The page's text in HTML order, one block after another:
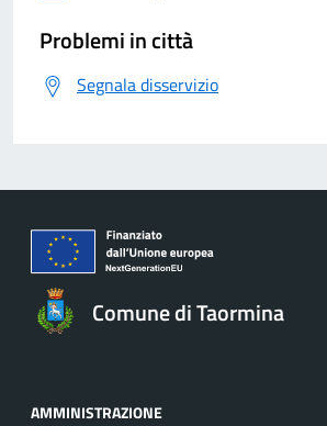
Problemi in città
Segnala disservizio
Comune di Taormina
AMMINISTRAZIONE